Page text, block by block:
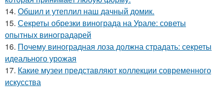
14. Обшил и утеплил наш дачный домик.
15. Секреты обрезки винограда на Урале: советы
опытных виноградарей
16. Почему виноградная лоза должна страдать: секреты
идеального урожая
17. Какие музеи представляют коллекции современного
искусства